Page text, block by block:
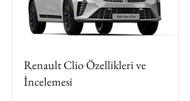
Renault Clio Özellikleri ve
İncelemesi